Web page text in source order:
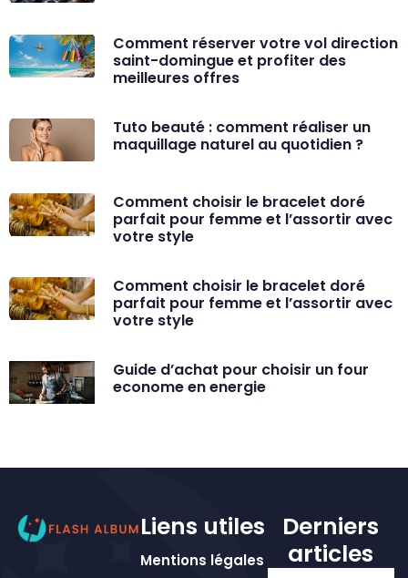
Comment réserver votre vol direction
saint-domingue et profiter des
meilleures offres
Tuto beauté : comment réaliser un
maquillage naturel au quotidien ?
Comment choisir le bracelet doré
parfait pour femme et l’assortir avec
votre style
Comment choisir le bracelet doré
parfait pour femme et l’assortir avec
votre style
Guide d’achat pour choisir un four
econome en energie
Liens utiles
Mentions légales
Derniers
articles